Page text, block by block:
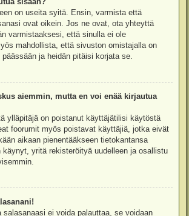
on useita syitä. Ensin, varmista että
ovat oikein. Jos ne ovat, ota yhteyttä
varmistaaksesi, että sinulla ei ole
mahdollista, että sivuston omistajalla on
ja heidän pitäisi korjata se.
aiemmin, mutta en voi enää kirjautua
ylläpitäjä on poistanut käyttäjätilisi käytöstä
foorumit myös poistavat käyttäjiä, jotka eivät
aikaan pienentääkseen tietokantansa
käynyt, yritä rekisteröityä uudelleen ja osallistu
salasanaasi ei voida palauttaa, se voidaan